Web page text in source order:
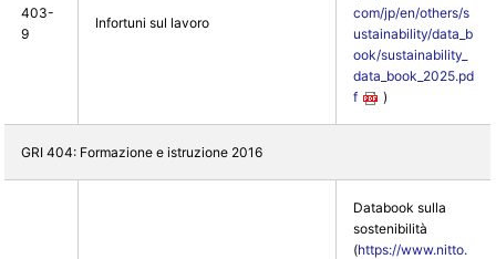
403-
9
Infortuni sul lavoro
com/jp/en/others/s
ustainability/data_b
ook/sustainability_
data_book_2025.pd
f
)
GRI 404: Formazione e istruzione 2016
Databook sulla
sostenibilità
(https://www.nitto.